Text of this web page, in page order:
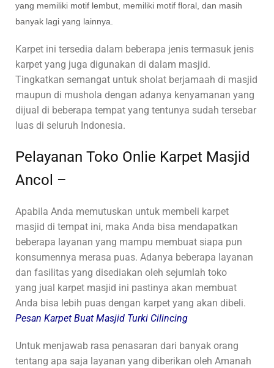
yang memiliki motif lembut, memiliki motif floral, dan masih
banyak lagi yang lainnya.
Karpet ini tersedia dalam beberapa jenis termasuk jenis
karpet yang juga digunakan di dalam masjid.
Tingkatkan semangat untuk sholat berjamaah di masjid
maupun di mushola dengan adanya kenyamanan yang
dijual di beberapa tempat yang tentunya sudah tersebar
luas di seluruh Indonesia.
Pelayanan Toko Onlie Karpet Masjid
Ancol –
Apabila Anda memutuskan untuk membeli karpet
masjid di tempat ini, maka Anda bisa mendapatkan
beberapa layanan yang mampu membuat siapa pun
konsumennya merasa puas. Adanya beberapa layanan
dan fasilitas yang disediakan oleh sejumlah toko
yang jual karpet masjid ini pastinya akan membuat
Anda bisa lebih puas dengan karpet yang akan dibeli.
Pesan Karpet Buat Masjid Turki Cilincing
Untuk menjawab rasa penasaran dari banyak orang
tentang apa saja layanan yang diberikan oleh Amanah